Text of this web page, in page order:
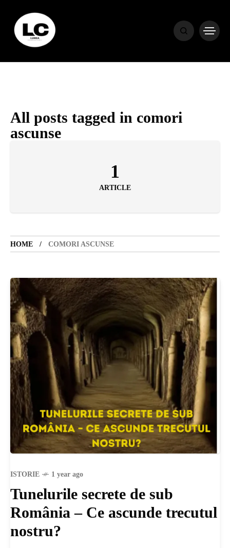
All posts tagged in comori
ascunse
1
ARTICLE
HOME COMORI ASCUNSE
ISTORIE 1 year ago
Tunelurile secrete de sub
România – Ce ascunde trecutul
nostru?
HOME
HOROSCOP
ENGLISH
CONTENT
SANATATE
SI
INGRIJIRE
ISTORIE
NATURĂ
STIRI
ȘTIINȚA
ANIMALE